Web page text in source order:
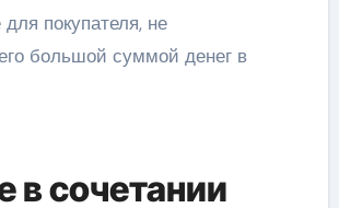
покупателя, не
большой суммой денег в
в сочетании